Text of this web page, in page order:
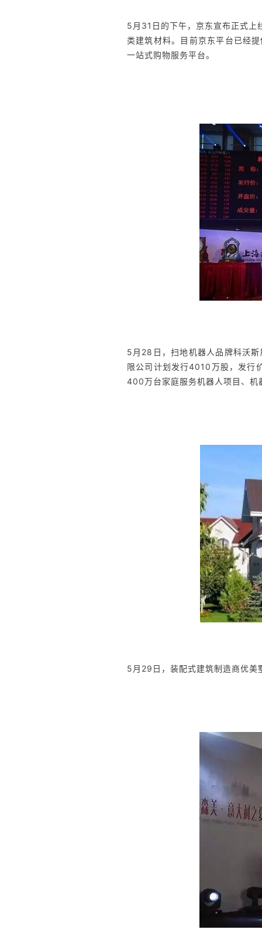
5月31日的下午，京东宣布正式上
类建筑材料。目前京东平台已经
一站式购物服务平台。
5月28日，扫地机器人品牌科沃
限公司计划发行4010万股，发行
400万台家庭服务机器人项目、机
5月29日，装配式建筑制造商优美